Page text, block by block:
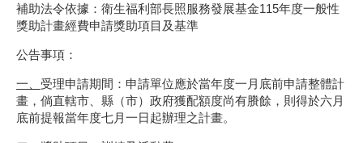
補助法令依據：衛生福利部長照服務發展基金115年度一般性
獎助計畫經費申請獎助項目及基準
公告事項：
一、 受理申請期間：申請單位應於當年度一月底前申請整體計
畫，倘直轄市、縣（市）政府獲配額度尚有賸餘，則得於六月
底前提報當年度七月一日起辦理之計畫。